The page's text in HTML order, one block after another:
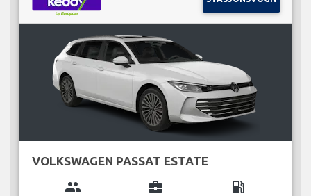
VOLKSWAGEN PASSAT ESTATE
group business_center local_gas_station